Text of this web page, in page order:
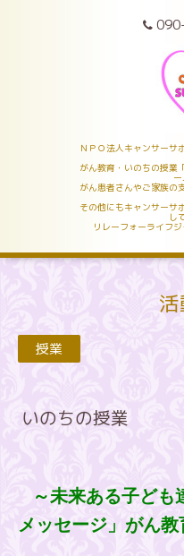
ＮＰＯ法人キャンサーサ
がん教育・いのちの授業
ー
がん患者さんやご家族の
その他にもキャンサーサ
し
リレーフォーライフ
授業
いのちの授業
～未来ある子ども
メッセージ」がん